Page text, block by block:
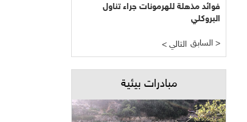
فوائد مذهلة للهرمونات جراء تناول
البروكلي
< التالي السابق >
مبادرات بيئية